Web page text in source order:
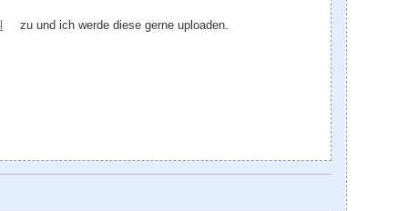
zu und ich werde diese gerne uploaden.